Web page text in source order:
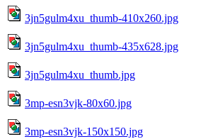
3jn5gulm4xu_thumb-410x260.jpg
3jn5gulm4xu_thumb-435x628.jpg
3jn5gulm4xu_thumb.jpg
3mp-esn3vjk-80x60.jpg
3mp-esn3vjk-150x150.jpg